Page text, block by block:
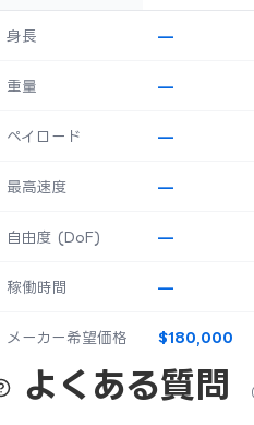
身長 —
重量 —
ペイロード —
最高速度 —
自由度 (DoF) —
稼働時間 —
メーカー希望価格 $180,000
よくある質問